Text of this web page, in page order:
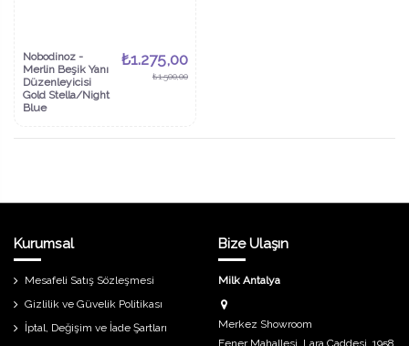
Nobodinoz -
Merlin Beşik Yanı
Düzenleyicisi
Gold Stella/Night
Blue
₺1.275,00
₺1.500,00
Kurumsal
Mesafeli Satış Sözleşmesi
Gizlilik ve Güvelik Politikası
İptal, Değişim ve İade Şartları
Bize Ulaşın
Milk Antalya
Merkez Showroom